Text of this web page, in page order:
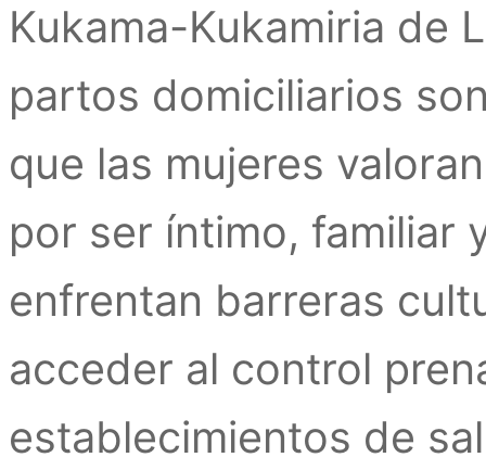
Kukama-Kukamiria de
partos domiciliarios
que las mujeres
por ser íntimo, familiar
enfrentan barreras
acceder al control
establecimientos de